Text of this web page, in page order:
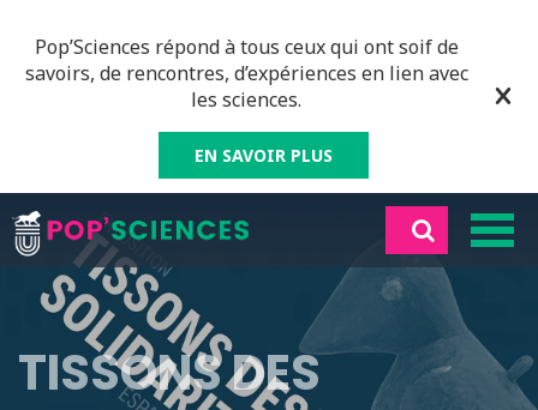
Pop’Sciences répond à tous ceux qui ont soif de
savoirs, de rencontres, d’expériences en lien avec
les sciences.
EN SAVOIR PLUS
TISSONS DES